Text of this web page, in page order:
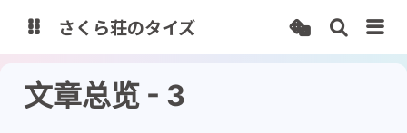
Home Page Analytics
さくら荘のタイズ
文章总览 - 3